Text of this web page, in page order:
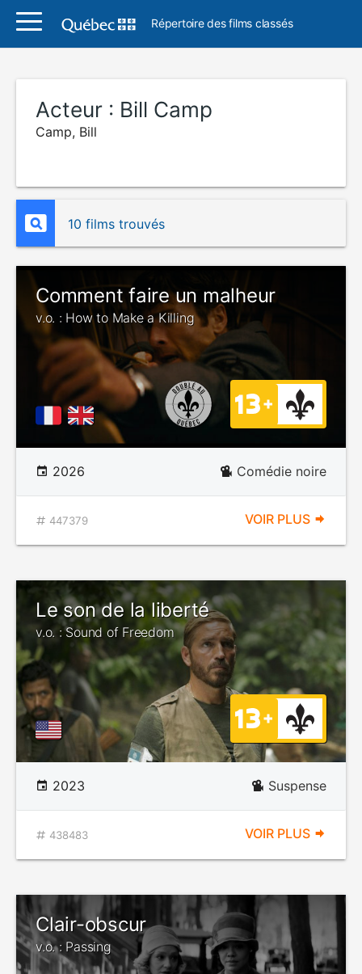
Répertoire des films classés
Acteur : Bill Camp
Camp, Bill
10 films trouvés
Comment faire un malheur
v.o. : How to Make a Killing
2026 Comédie noire
447379 VOIR PLUS
Le son de la liberté
v.o. : Sound of Freedom
2023 Suspense
438483 VOIR PLUS
Clair-obscur
v.o. : Passing